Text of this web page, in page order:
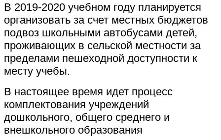
В 2019-2020 учебном году планируется
организовать за счет местных бюджетов
подвоз школьными автобусами детей,
проживающих в сельской местности за
пределами пешеходной доступности к
месту учебы.
В настоящее время идет процесс
комплектования учреждений
дошкольного, общего среднего и
внешкольного образования